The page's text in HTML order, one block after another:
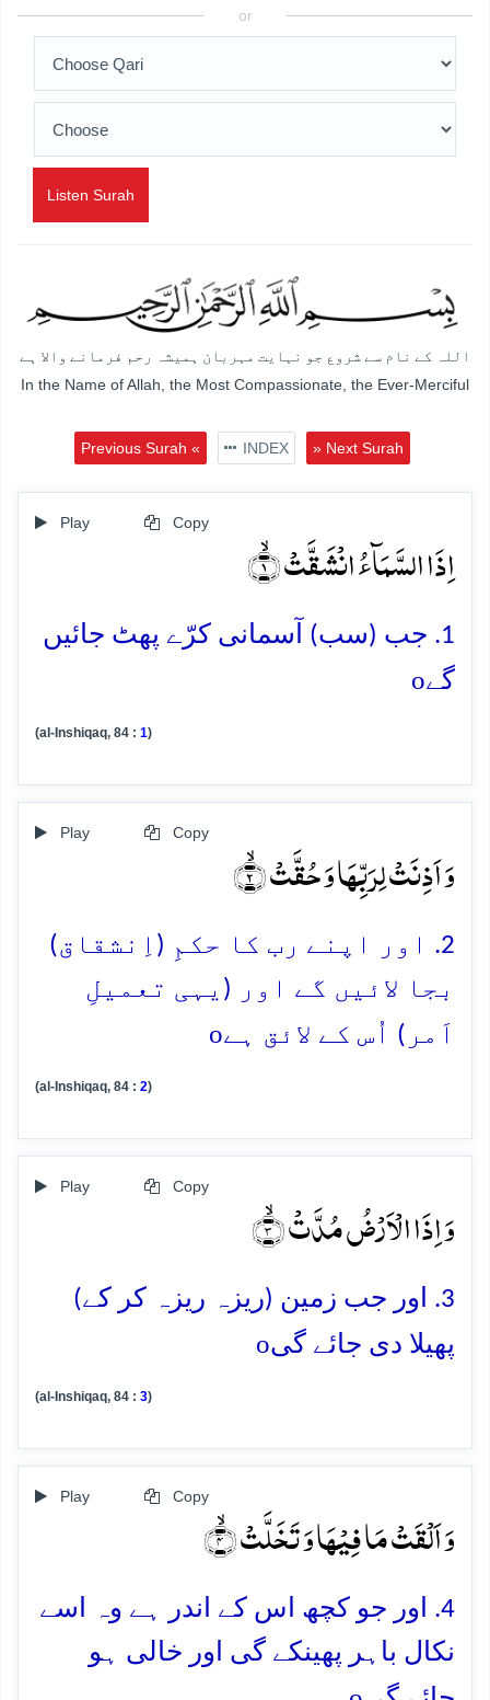
or
Listen Surah
اللہ کے نام سے شروع جو نہایت مہربان ہمیشہ رحم فرمانے والا ہے
In the Name of Allah, the Most Compassionate, the Ever-Merciful
Previous Surah « INDEX » Next Surah
Play Copy
اِذَا السَّمَآءُ انۡشَقَّتۡ ۙ﴿۱﴾
1. جب (سب) آسمانی کرّے پھٹ جائیں
گےo
(al-Inshiqaq, 84 : 1)
Play Copy
وَ اَذِنَتۡ لِرَبِّہَا وَ حُقَّتۡ ۙ﴿۲﴾
2. اور اپنے رب کا حکمِ (اِنشقاق)
بجا لائیں گے اور (یہی تعمیلِ
اَمر) اُس کے لائق ہےo
(al-Inshiqaq, 84 : 2)
Play Copy
وَ اِذَا الۡاَرۡضُ مُدَّتۡ ۙ﴿۳﴾
3. اور جب زمین (ریزہ ریزہ کر کے)
پھیلا دی جائے گیo
(al-Inshiqaq, 84 : 3)
Play Copy
وَ اَلۡقَتۡ مَا فِیۡہَا وَ تَخَلَّتۡ ۙ﴿۴﴾
4. اور جو کچھ اس کے اندر ہے وہ اسے
نکال باہر پھینکے گی اور خالی ہو